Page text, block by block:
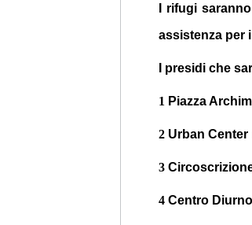
I rifugi
assistenza per
I presidi che
1 Piazza
2 Urban
3
4 Centro